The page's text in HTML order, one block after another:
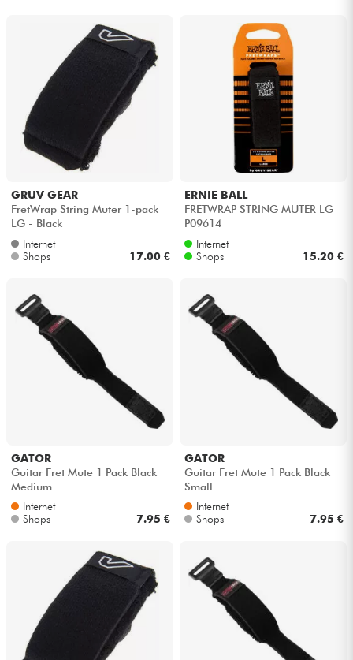
Sehen Sie sich unsere Marken an
GRUV GEAR
FretWrap String Muter 1-pack
LG - Black
Internet
Shops
17.00 €
ERNIE BALL
FRETWRAP STRING MUTER LG
P09614
Internet
Shops
15.20 €
GATOR
Guitar Fret Mute 1 Pack Black
Medium
Internet
Shops
7.95 €
GATOR
Guitar Fret Mute 1 Pack Black
Small
Internet
Shops
7.95 €